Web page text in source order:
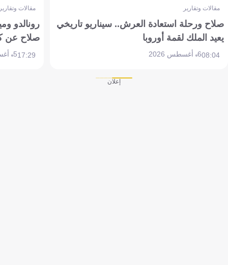
مقالات وتقارير
صلاح ورحلة استعادة العرش.. سيناريو تاريخي
يعيد الملك لقمة أوروبا
08:046 أغسطس 2026
مقالات
رونالدو
صلاح عن
17:295 أغسطس 2026
إعلان